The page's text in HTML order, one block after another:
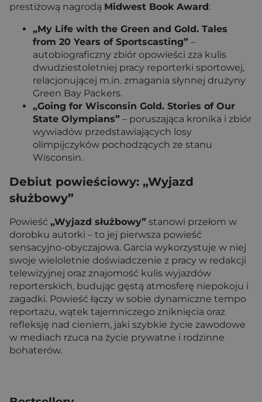
prestiżową nagrodą Midwest Book Award:
„My Life with the Green and Gold. Tales
from 20 Years of Sportscasting” –
autobiograficzny zbiór opowieści zza kulis
dwudziestoletniej pracy reporterki sportowej,
relacjonującej m.in. zmagania słynnej drużyny
Green Bay Packers.
„Going for Wisconsin Gold. Stories of Our
State Olympians” – poruszająca kronika i zbiór
wywiadów przedstawiających losy
olimpijczyków pochodzących ze stanu
Wisconsin.
Debiut powieściowy: „Wyjazd
służbowy”
Powieść „Wyjazd służbowy” stanowi przełom w
dorobku autorki – to jej pierwsza powieść
sensacyjno-obyczajowa. Garcia wykorzystuje w niej
swoje wieloletnie doświadczenie z pracy w redakcji
telewizyjnej oraz znajomość kulis wyjazdów
reporterskich, budując gęstą atmosferę niepokoju i
zagadki. Powieść łączy w sobie dynamiczne tempo
reportażu, wątek tajemniczego zniknięcia oraz
refleksję nad cieniem, jaki szybkie życie zawodowe
w mediach rzuca na życie prywatne i rodzinne
bohaterów.